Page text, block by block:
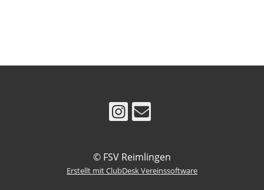
© FSV Reimlingen
Erstellt mit ClubDesk Vereinssoftware